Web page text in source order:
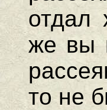
отдал
же вы
то не